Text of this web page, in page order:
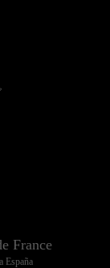
France
España